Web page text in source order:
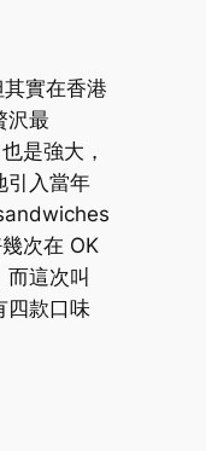
實在香港
沢最
是強大，
引入當年
次在 OK
而這次叫
四款口味